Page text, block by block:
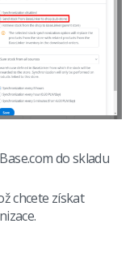
do skladu
chcete získat